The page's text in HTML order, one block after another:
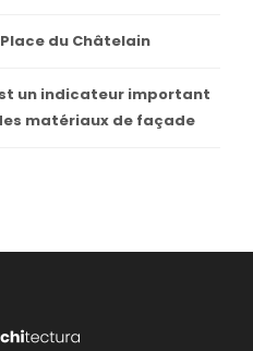
du Châtelain
un indicateur important
matériaux de façade